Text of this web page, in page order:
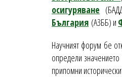
осигуряване
България (АЗББ) и
Научният форум бе
определи
припомни